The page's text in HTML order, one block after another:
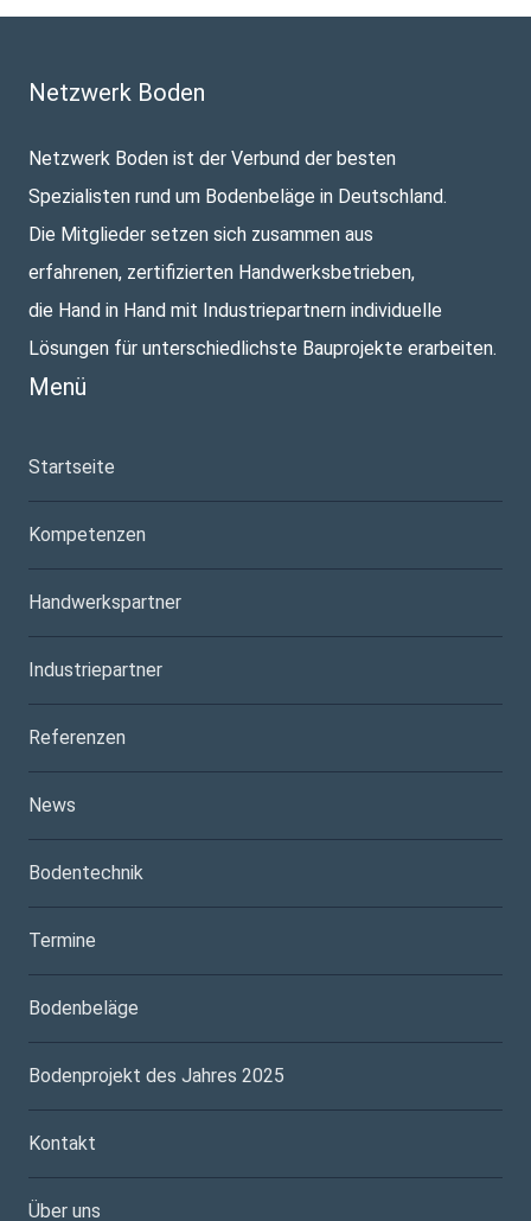
Netzwerk Boden
Netzwerk Boden ist der Verbund der besten
Spezialisten rund um Bodenbeläge in Deutschland.
Die Mitglieder setzen sich zusammen aus
erfahrenen, zertifizierten Handwerksbetrieben,
die Hand in Hand mit Industriepartnern individuelle
Lösungen für unterschiedlichste Bauprojekte erarbeiten.
Menü
Startseite
Kompetenzen
Handwerkspartner
Industriepartner
Referenzen
News
Bodentechnik
Termine
Bodenbeläge
Bodenprojekt des Jahres 2025
Kontakt
Über uns